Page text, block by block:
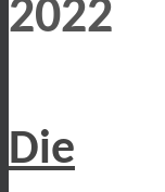
2022
Die